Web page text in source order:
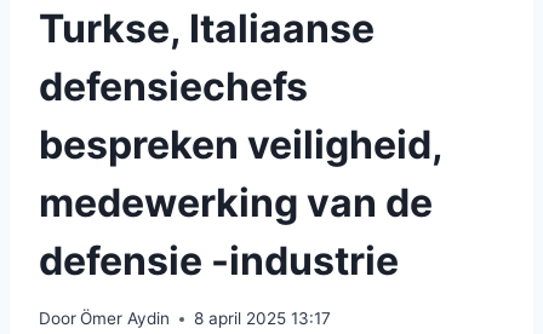
Turkse, Italiaanse
defensiechefs
bespreken veiligheid,
medewerking van de
defensie -industrie
DoorÖmer Aydin 8 april 2025 13:17